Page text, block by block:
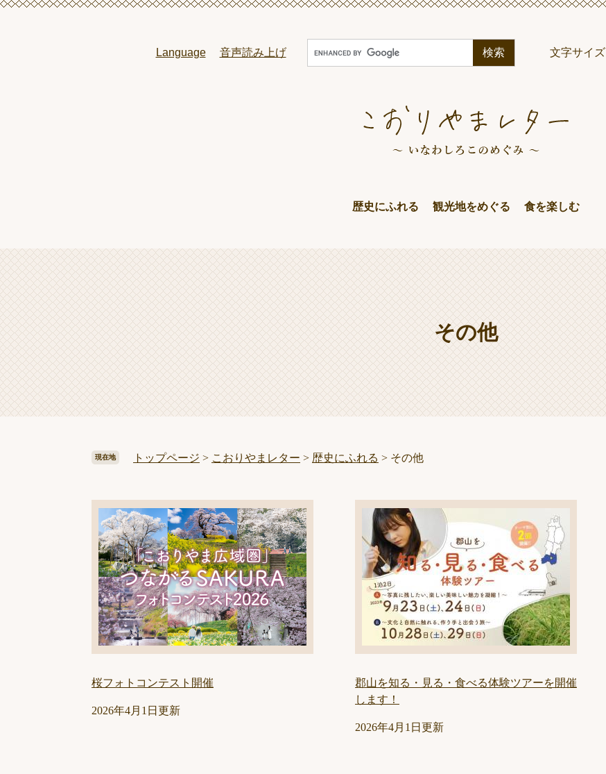
ペ
メ
Language 音声読み上げ
G
o
文字サイズ
歴史にふれる 観光地をめぐる 食を楽しむ
本
文
その他
現在地 トップページ > こおりやまレター > 歴史にふれる > その他
桜フォトコンテスト開催
2026年4月1日更新
郡山を知る・見る・食べる体験ツアーを開催
します！
2026年4月1日更新